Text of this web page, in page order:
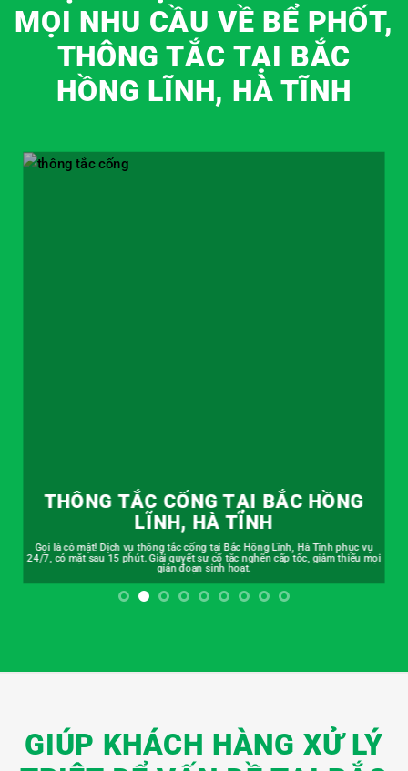
MỌI NHU CẦU VỀ BỂ PHỐT,
THÔNG TẮC TẠI BẮC
HỒNG LĨNH, HÀ TĨNH
THÔNG TẮC CỐNG TẠI BẮC HỒNG
LĨNH, HÀ TĨNH
Gọi là có mặt! Dịch vụ thông tắc cống tại Bắc Hồng Lĩnh, Hà Tĩnh phục vụ
24/7, có mặt sau 15 phút. Giải quyết sự cố tắc nghẽn cấp tốc, giảm thiểu mọi
gián đoạn sinh hoạt.
GIÚP KHÁCH HÀNG XỬ LÝ